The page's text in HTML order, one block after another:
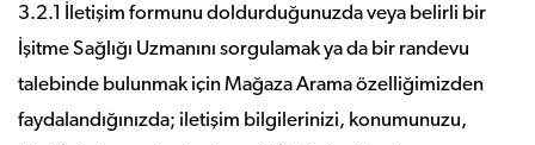
3.2.1 İletişim formunu doldurduğunuzda veya belirli bir
İşitme Sağlığı Uzmanını sorgulamak ya da bir randevu
talebinde bulunmak için Mağaza Arama özelliğimizden
faydalandığınızda; iletişim bilgilerinizi, konumunuzu,